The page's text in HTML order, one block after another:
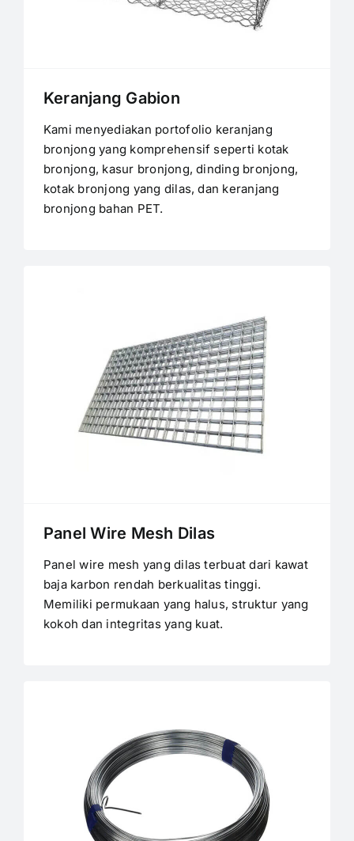
Keranjang Gabion
Kami menyediakan portofolio keranjang
bronjong yang komprehensif seperti kotak
bronjong, kasur bronjong, dinding bronjong,
kotak bronjong yang dilas, dan keranjang
bronjong bahan PET.
Panel Wire Mesh Dilas
Panel wire mesh yang dilas terbuat dari kawat
baja karbon rendah berkualitas tinggi.
Memiliki permukaan yang halus, struktur yang
kokoh dan integritas yang kuat.